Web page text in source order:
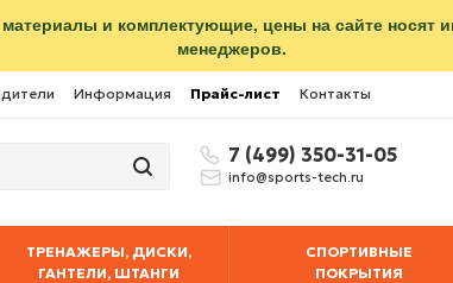
и комплектующие, цены на сайте
менеджеров.
Информация Прайс-лист Контакты
7 (499) 350-31-05
info@sports-tech.ru
ТРЕНАЖЕРЫ, ДИСКИ,
ГАНТЕЛИ, ШТАНГИ
СПОРТИВНЫЕ
ПОКРЫТИЯ